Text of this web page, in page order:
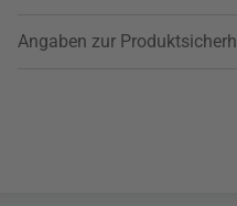
Angaben zur